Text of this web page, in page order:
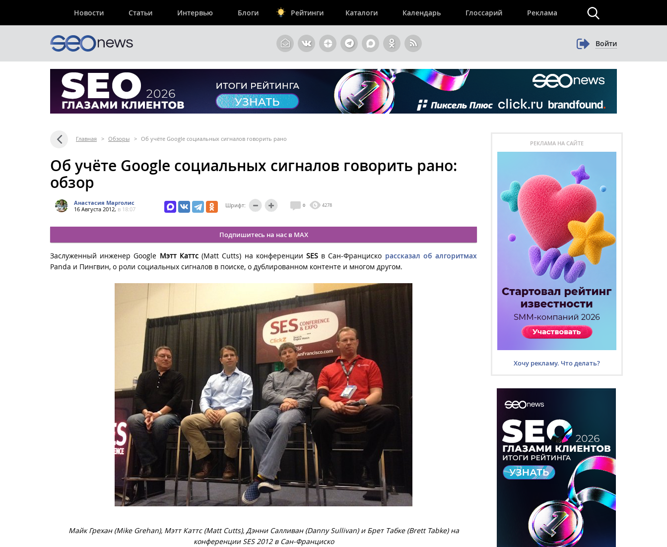
Новости Статьи Интервью Блоги Рейтинги Каталоги Календарь Глоссарий Реклама
Войти
Главная > Обзоры > Об учёте Google социальных сигналов говорить рано
Об учёте Google социальных сигналов говорить рано:
обзор
Анастасия Марголис
16 Августа 2012, в 18:07
Шрифт: 0 4278
Подпишитесь на нас в MAX
Заслуженный инженер Google Мэтт Каттс(Matt Cutts) на конференции SESв Сан-Франциско рассказал об алгоритмах
Panda и Пингвин, о роли социальных сигналов в поиске, о дублированном контенте и многом другом.
Майк Грехан (Mike Grehan), Мэтт Каттс (Matt Cutts), Дэнни Салливан (Danny Sullivan) и Брет Табке (Brett Tabke) на
конференции SES 2012 в Сан-Франциско
РЕКЛАМА НА САЙТЕ
Хочу рекламу. Что делать?